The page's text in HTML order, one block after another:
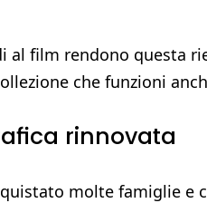
al film rendono questa
che funzioni
rinnovata
molte famiglie e